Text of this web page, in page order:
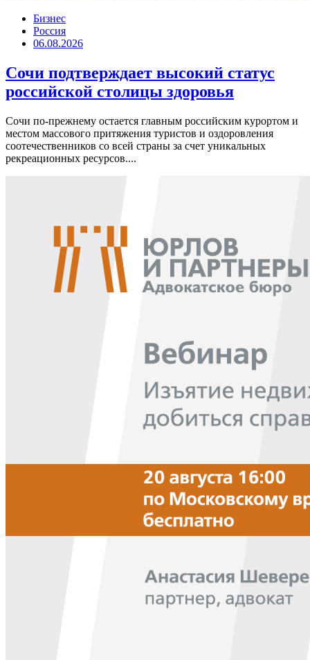
Бизнес
Россия
06.08.2026
Сочи подтверждает высокий статус
российской столицы здоровья
Сочи по-прежнему остается главным российским курортом и
местом массового притяжения туристов и оздоровления
соотечественников со всей страны за счет уникальных
рекреационных ресурсов....